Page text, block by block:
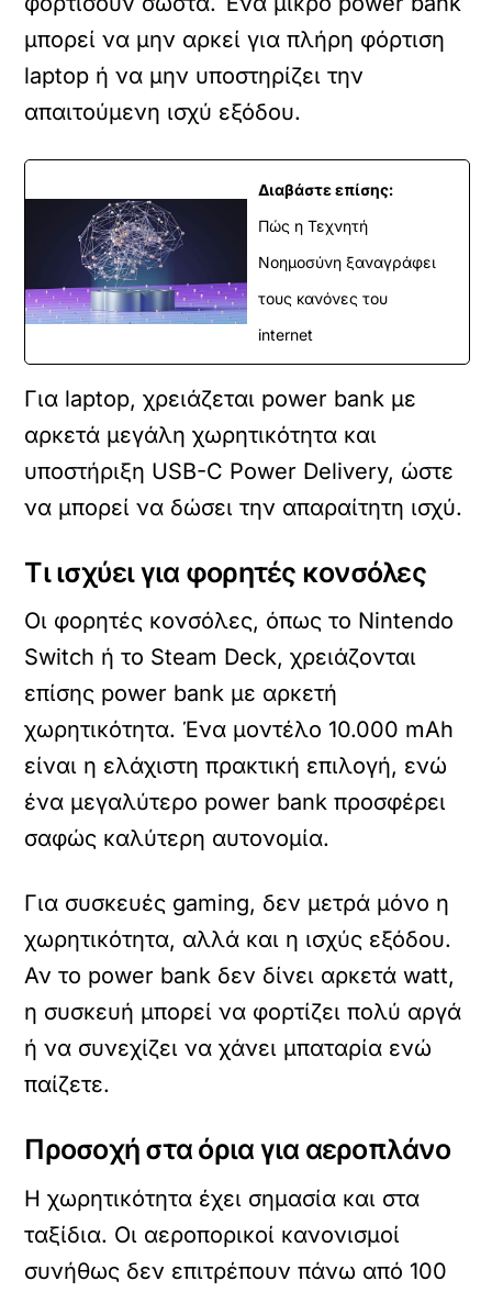
μπορεί να μην αρκεί για πλήρη φόρτιση
laptop ή να μην υποστηρίζει την
απαιτούμενη ισχύ εξόδου.
Διαβάστε επίσης:
Πώς η Τεχνητή
Νοημοσύνη ξαναγράφει
τους κανόνες του
internet
Για laptop, χρειάζεται power bank με
αρκετά μεγάλη χωρητικότητα και
υποστήριξη USB-C Power Delivery, ώστε
να μπορεί να δώσει την απαραίτητη ισχύ.
Τι ισχύει για φορητές κονσόλες
Οι φορητές κονσόλες, όπως το Nintendo
Switch ή το Steam Deck, χρειάζονται
επίσης power bank με αρκετή
χωρητικότητα. Ένα μοντέλο 10.000 mAh
είναι η ελάχιστη πρακτική επιλογή, ενώ
ένα μεγαλύτερο power bank προσφέρει
σαφώς καλύτερη αυτονομία.
Για συσκευές gaming, δεν μετρά μόνο η
χωρητικότητα, αλλά και η ισχύς εξόδου.
Αν το power bank δεν δίνει αρκετά watt,
η συσκευή μπορεί να φορτίζει πολύ αργά
ή να συνεχίζει να χάνει μπαταρία ενώ
παίζετε.
Προσοχή στα όρια για αεροπλάνο
Η χωρητικότητα έχει σημασία και στα
ταξίδια. Οι αεροπορικοί κανονισμοί
συνήθως δεν επιτρέπουν πάνω από 100